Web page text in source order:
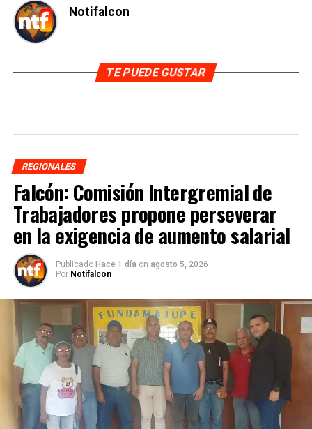
Notifalcon
TE PUEDE GUSTAR
REGIONALES
Falcón: Comisión Intergremial de
Trabajadores propone perseverar
en la exigencia de aumento salarial
Publicado Hace 1 día on agosto 5, 2026
Por Notifalcon